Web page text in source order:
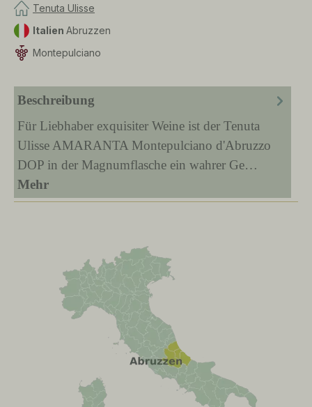
Tenuta Ulisse
Italien Abruzzen
Montepulciano
Beschreibung
Für Liebhaber exquisiter Weine ist der Tenuta
Ulisse AMARANTA Montepulciano d'Abruzzo
DOP in der Magnumflasche ein wahrer Ge…
Mehr